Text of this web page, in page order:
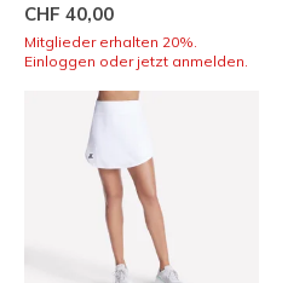
CHF 40,00
Mitglieder erhalten 20%.
Einloggen oder jetzt anmelden.